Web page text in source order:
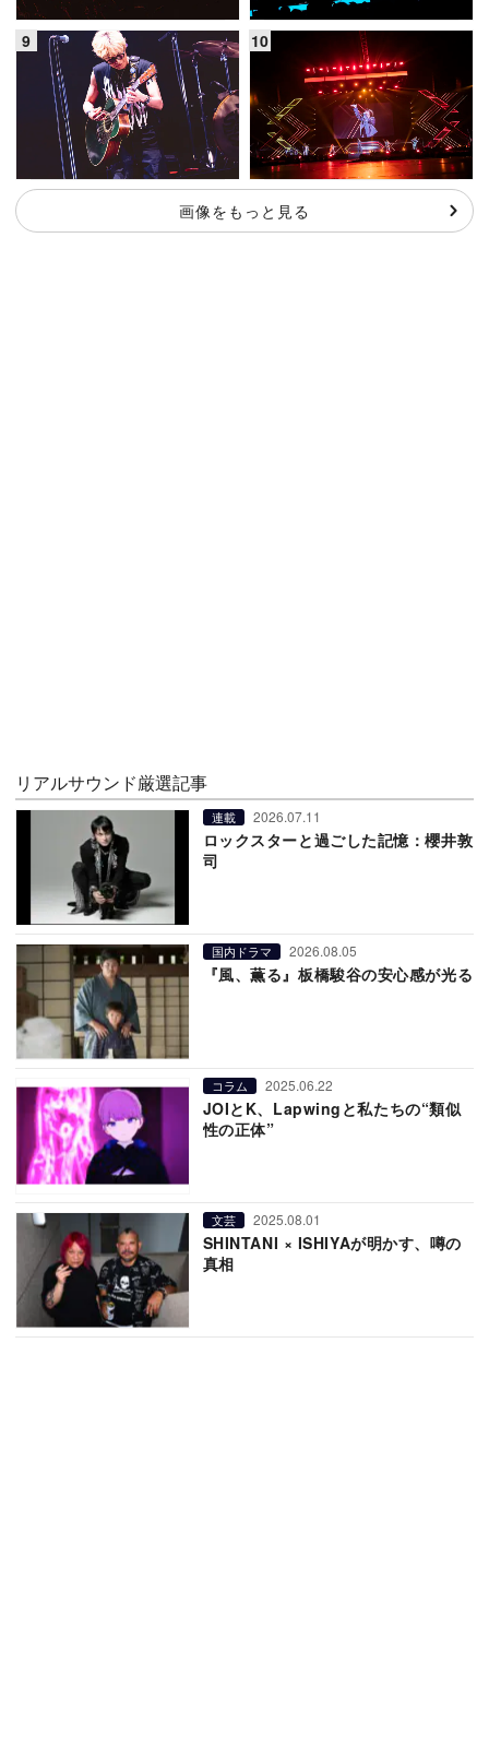
画像をもっと見る
リアルサウンド厳選記事
連載 2026.07.11
ロックスターと過ごした記憶：櫻井敦
司
国内ドラマ 2026.08.05
『風、薫る』板橋駿谷の安心感が光る
コラム 2025.06.22
JOIとK、Lapwingと私たちの“類似
性の正体”
文芸 2025.08.01
SHINTANI × ISHIYAが明かす、噂の
真相